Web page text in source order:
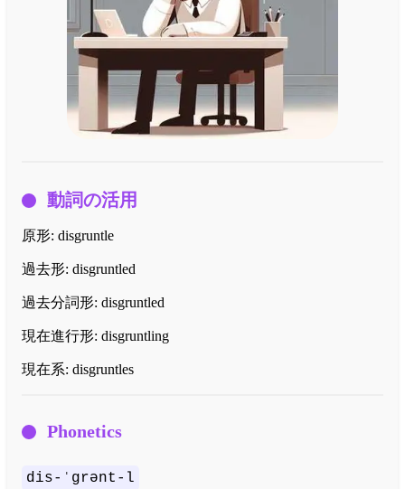
動詞の活用
原形: disgruntle
過去形: disgruntled
過去分詞形: disgruntled
現在進行形: disgruntling
現在系: disgruntles
Phonetics
dis-ˈgrənt-l